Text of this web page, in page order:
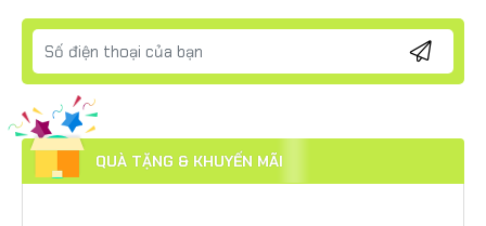
QUÀ TẶNG & KHUYẾN MÃI